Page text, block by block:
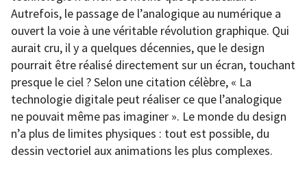
Autrefois, le passage de l’analogique au numérique a
ouvert la voie à une véritable révolution graphique. Qui
aurait cru, il y a quelques décennies, que le design
pourrait être réalisé directement sur un écran, touchant
presque le ciel ? Selon une citation célèbre, « La
technologie digitale peut réaliser ce que l’analogique
ne pouvait même pas imaginer ». Le monde du design
n’a plus de limites physiques : tout est possible, du
dessin vectoriel aux animations les plus complexes.